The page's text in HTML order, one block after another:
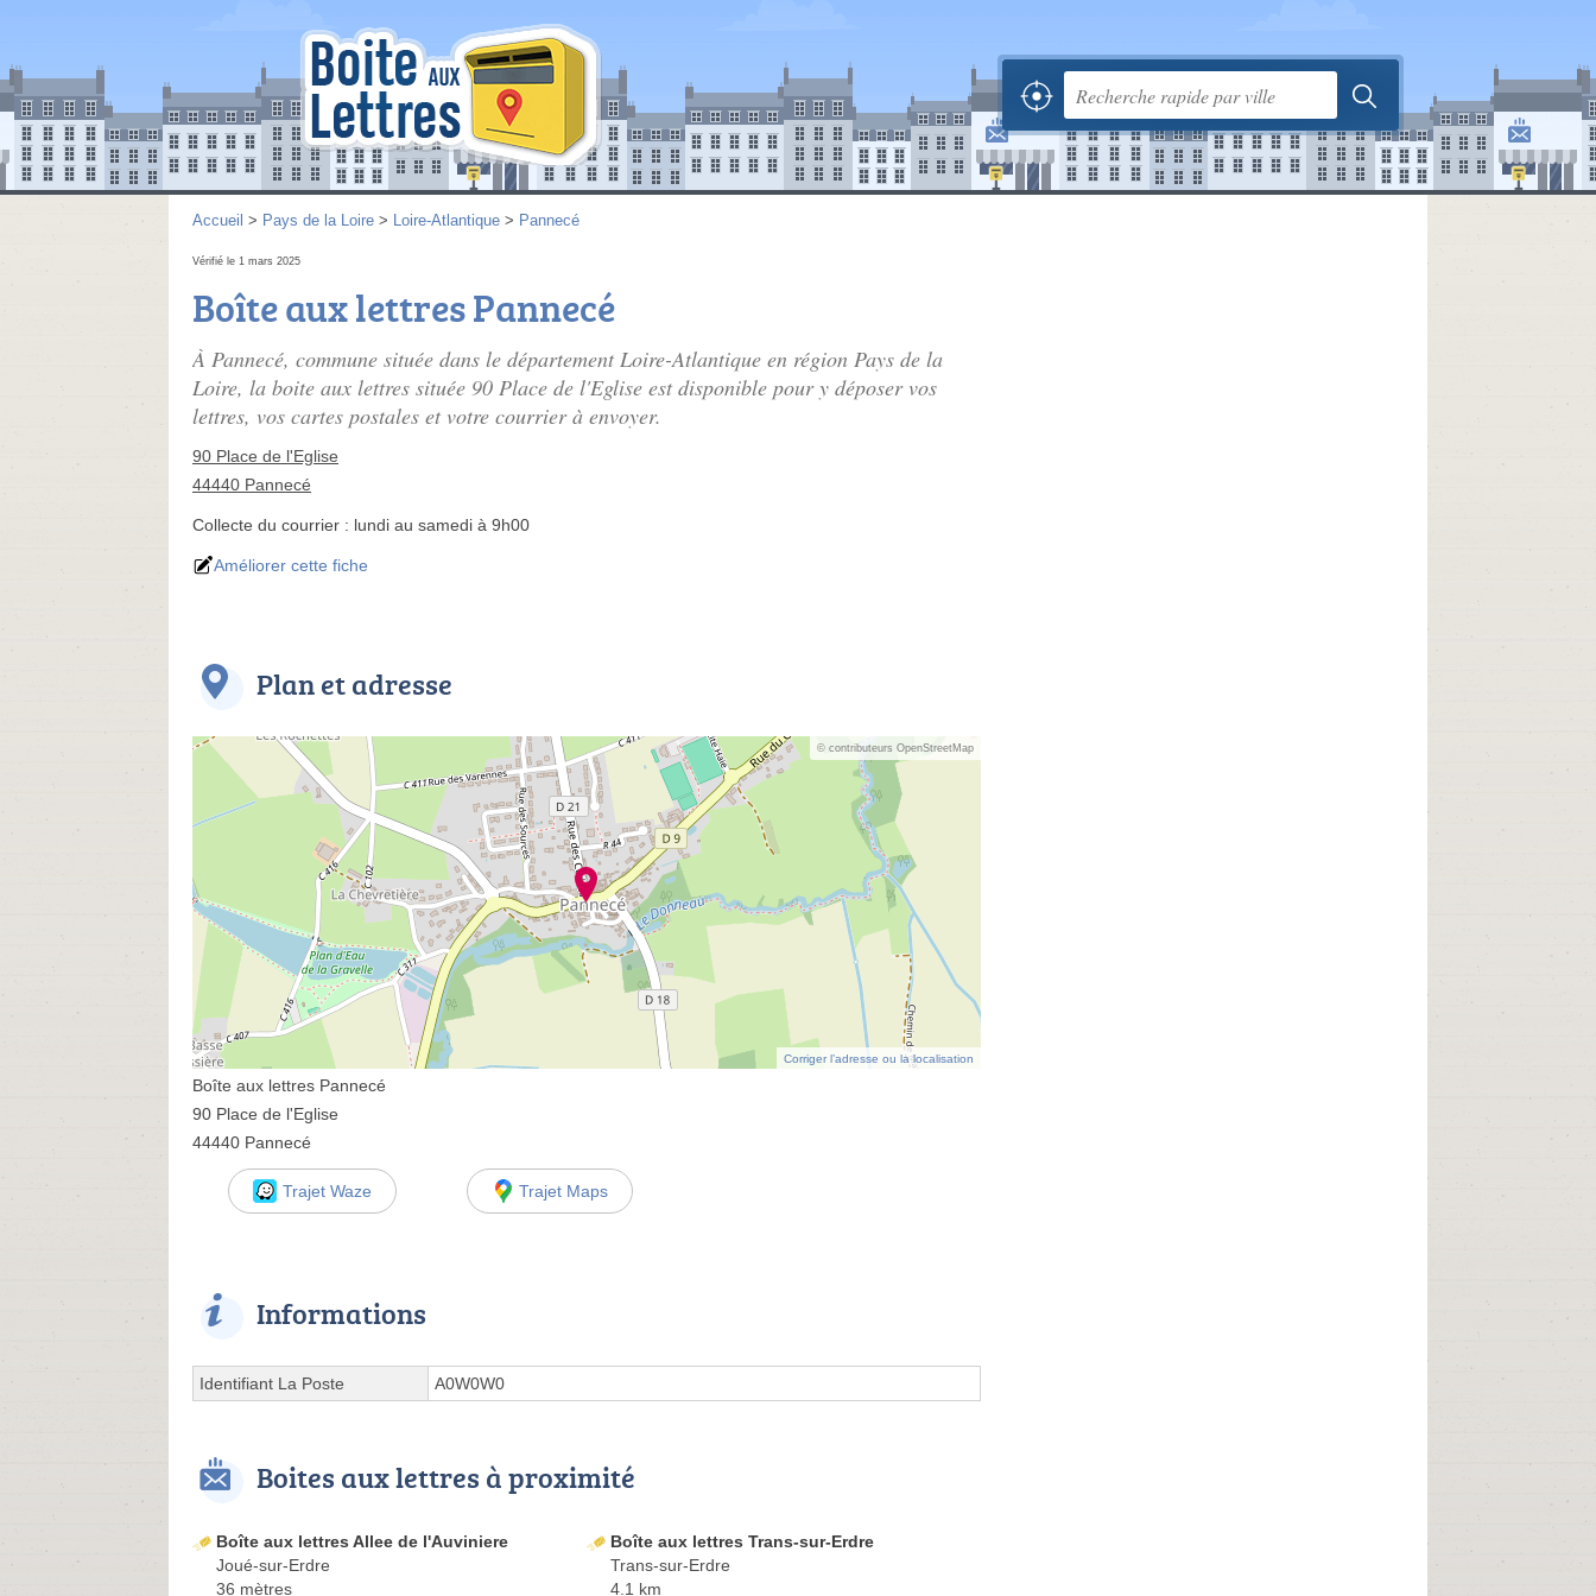
Accueil > Pays de la Loire > Loire-Atlantique > Pannecé
Vérifié le 1 mars 2025
Boîte aux lettres Pannecé
À Pannecé, commune située dans le département Loire-Atlantique en région Pays de la
Loire, la boite aux lettres située 90 Place de l'Eglise est disponible pour y déposer vos
lettres, vos cartes postales et votre courrier à envoyer.
90 Place de l'Eglise
44440 Pannecé
Collecte du courrier : lundi au samedi à 9h00
Améliorer cette fiche
Plan et adresse
© contributeurs OpenStreetMap
Corriger l’adresse ou la localisation
Boîte aux lettres Pannecé
90 Place de l'Eglise
44440 Pannecé
Trajet Waze Trajet Maps
Informations
Identifiant La Poste A0W0W0
Boites aux lettres à proximité
Boîte aux lettres Allee de l'Auviniere
Joué-sur-Erdre
36 mètres
Boîte aux lettres Trans-sur-Erdre
Trans-sur-Erdre
4.1 km